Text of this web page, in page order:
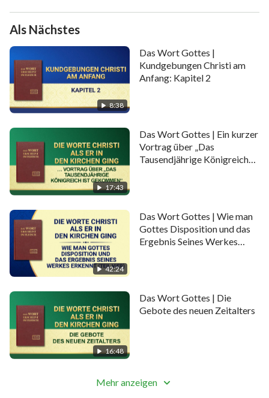
Als Nächstes
8:38
Das Wort Gottes |
Kundgebungen Christi am
Anfang: Kapitel 2
17:43
Das Wort Gottes | Ein kurzer
Vortrag über „Das
Tausendjährige Königreich
42:24
Das Wort Gottes | Wie man
Gottes Disposition und das
Ergebnis Seines Werkes
16:48
Das Wort Gottes | Die
Gebote des neuen Zeitalters
Mehr anzeigen